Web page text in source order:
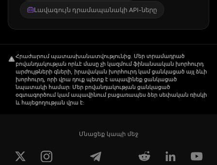
Լավագույն դրամապանակի API-ները
Հրաժարում պատասխանատվությունից. Մեր տրամադրած
բովանդակության որևէ մասը չի կազմում ֆինանսական խորհուրդ
արժույթների գների, իրավական խորհուրդ կամ ցանկացած այլ ձևի
խորհուրդ, որի վրա դուք պետք է ապավինեք ցանկացած
նպատակի համար: Մեր բովանդակության ցանկացած
օգտագործում կամ ապավինում բացառապես ձեր սեփական ռիսկի
և հայեցողության վրա է:
Մնացեք կապի մեջ